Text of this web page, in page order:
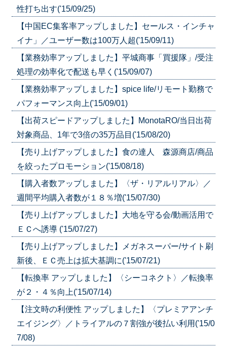
性打ち出す('15/09/25)
【中国EC集客率アップしました】セールス・インチャ
イナ」／ユーザー数は100万人超('15/09/11)
【業務効率アップしました】平城商事「買援隊」/受注
処理の効率化で配送も早く('15/09/07)
【業務効率アップしました】spice life/リモート勤務で
パフォーマンス向上('15/09/01)
【出荷スピードアップしました】MonotaRO/当日出荷
対象商品、1年で3倍の35万品目('15/08/20)
【売り上げアップしました】食の達人 森源商店/商品
を絞ったプロモーション('15/08/18)
【購入者数アップしました】〈ザ・リアルリアル〉／
週間平均購入者数が１８％増('15/07/30)
【売り上げアップしました】大地を守る会/動画活用で
ＥＣへ誘導 ('15/07/27)
【売り上げアップしました】メガネスーパー/サイト刷
新後、ＥＣ売上は拡大基調に('15/07/21)
【転換率 アップしました】〈シーコネクト〉／転換率
が２・４％向上('15/07/14)
【注文時の利便性 アップしました】〈プレミアアンチ
エイジング〉／トライアルの７割強が後払い利用('15/0
7/08)